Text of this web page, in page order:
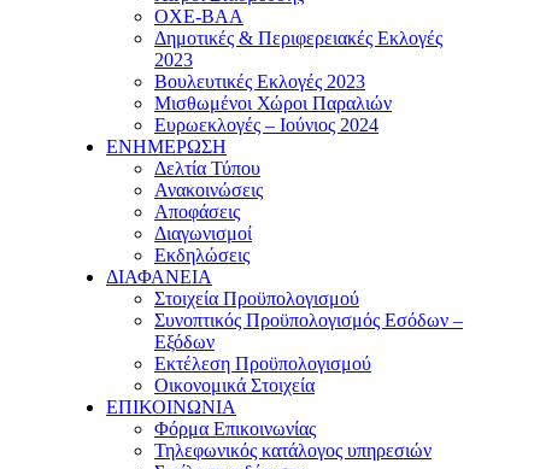
ΟΧΕ-ΒΑΑ
Δημοτικές & Περιφερειακές Εκλογές
2023
Βουλευτικές Εκλογές 2023
Μισθωμένοι Χώροι Παραλιών
Ευρωεκλογές – Ιούνιος 2024
ΕΝΗΜΕΡΩΣΗ
Δελτία Τύπου
Ανακοινώσεις
Αποφάσεις
Διαγωνισμοί
Εκδηλώσεις
ΔΙΑΦΑΝΕΙΑ
Στοιχεία Προϋπολογισμού
Συνοπτικός Προϋπολογισμός Εσόδων –
Εξόδων
Εκτέλεση Προϋπολογισμού
Οικονομικά Στοιχεία
ΕΠΙΚΟΙΝΩΝΙΑ
Φόρμα Επικοινωνίας
Τηλεφωνικός κατάλογος υπηρεσιών